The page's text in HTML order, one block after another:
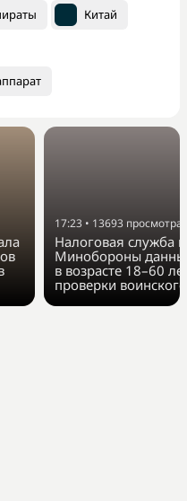
Китай
17:23 • 13693 просмотра
Налоговая служба
Минобороны
в возрасте 18–60
проверки